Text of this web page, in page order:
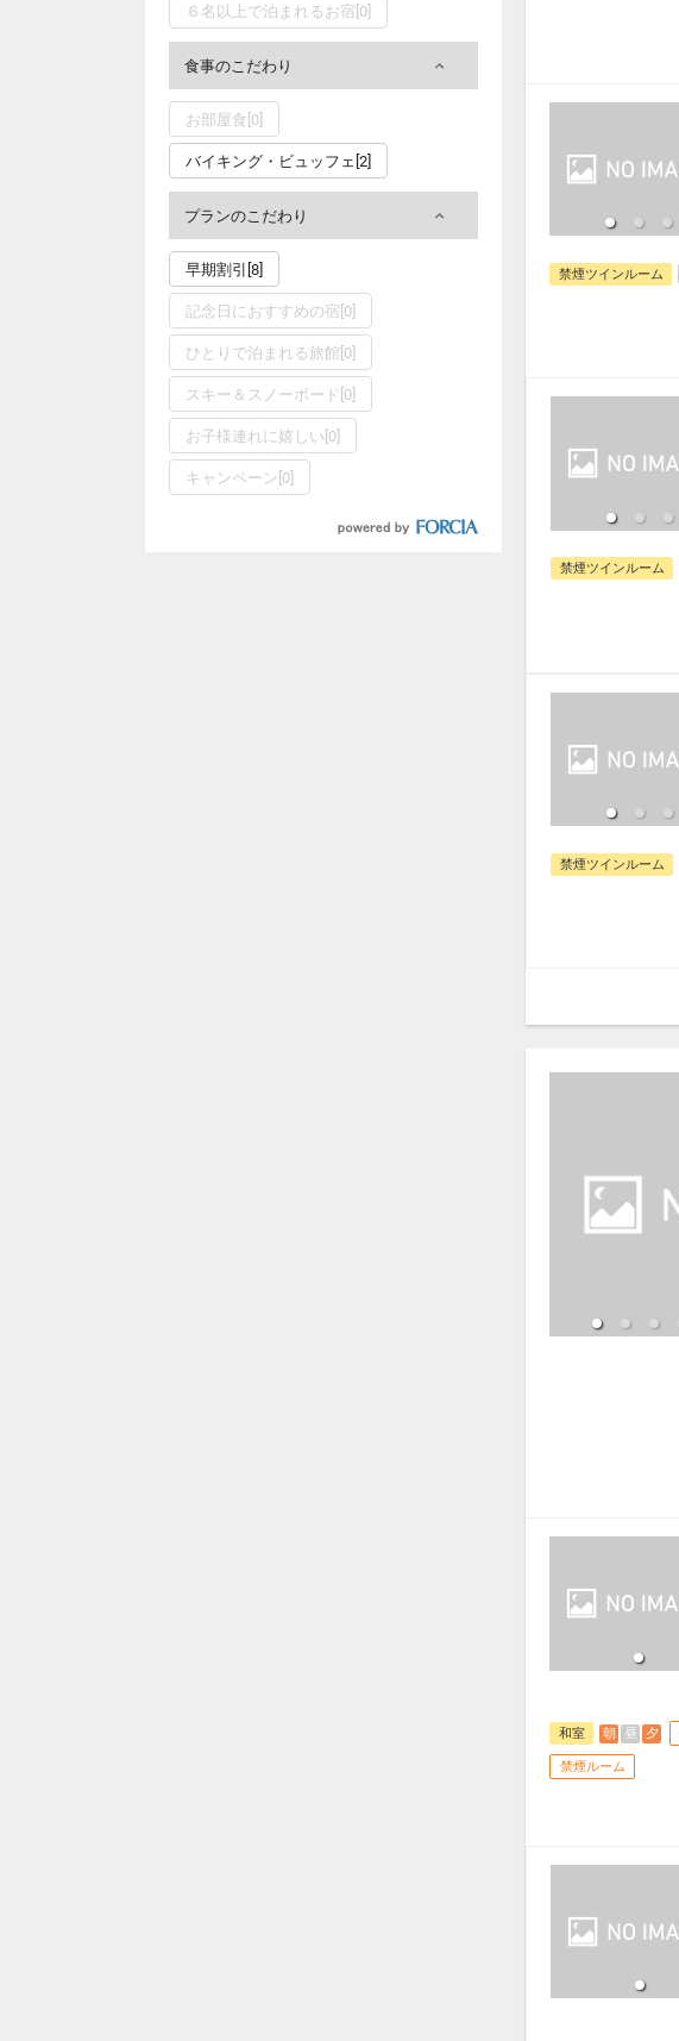
６名以上で泊まれるお宿[0]
食事のこだわり
お部屋食[0]
バイキング・ビュッフェ[2]
プランのこだわり
早期割引[8]
記念日におすすめの宿[0]
ひとりで泊まれる旅館[0]
スキー＆スノーボード[0]
お子様連れに嬉しい[0]
キャンペーン[0]
禁煙ツインルーム
禁煙ツインルーム
禁煙ツインルーム
和室 朝 昼 夕
禁煙ルーム